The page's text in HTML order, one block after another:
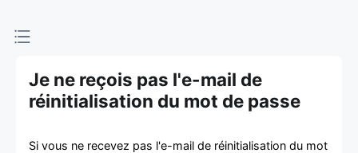
de vente de
billets
Je ne reçois pas l'e-mail de
réinitialisation du mot de passe
Si vous ne recevez pas l'e-mail de réinitialisation du mot